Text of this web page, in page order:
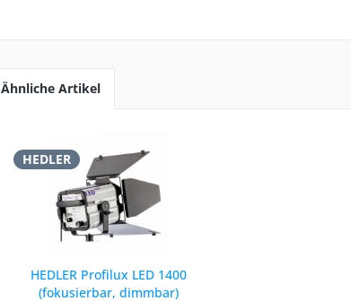
Ähnliche Artikel
HEDLER
HEDLER Profilux LED 1400
(fokusierbar, dimmbar)